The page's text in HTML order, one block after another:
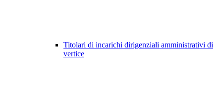
Titolari di incarichi dirigenziali amministrativi di
vertice